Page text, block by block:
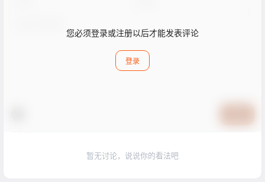
您必须登录或注册以后才能发表评论
登录
暂无讨论，说说你的看法吧